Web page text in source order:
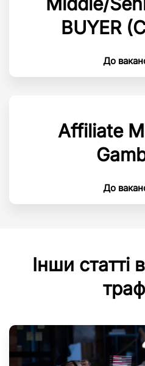
BUYER
До
Affiliate
До
Інши статті